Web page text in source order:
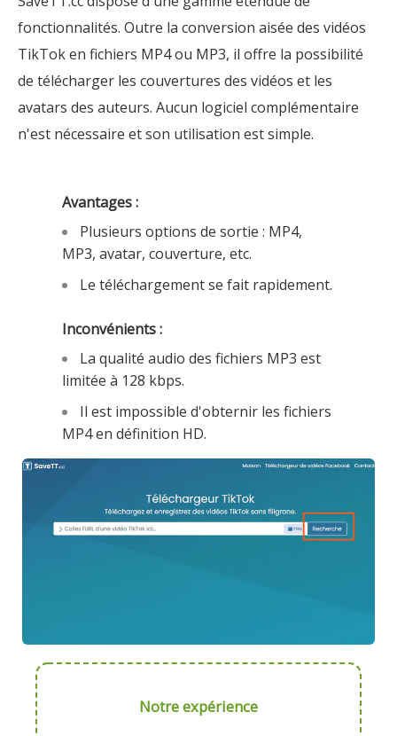
fonctionnalités. Outre la conversion aisée des vidéos
TikTok en fichiers MP4 ou MP3, il offre la possibilité
de télécharger les couvertures des vidéos et les
avatars des auteurs. Aucun logiciel complémentaire
n'est nécessaire et son utilisation est simple.
Avantages :
Plusieurs options de sortie : MP4,
MP3, avatar, couverture, etc.
Le téléchargement se fait rapidement.
Inconvénients :
La qualité audio des fichiers MP3 est
limitée à 128 kbps.
Il est impossible d'obternir les fichiers
MP4 en définition HD.
Notre expérience